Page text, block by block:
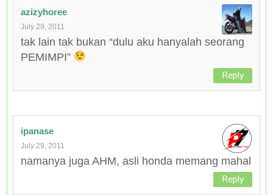
azizyhoree
July 29, 2011
tak lain tak bukan “dulu aku hanyalah seorang
PEMIMPI”
Reply
ipanase
July 29, 2011
namanya juga AHM, asli honda memang mahal
Reply